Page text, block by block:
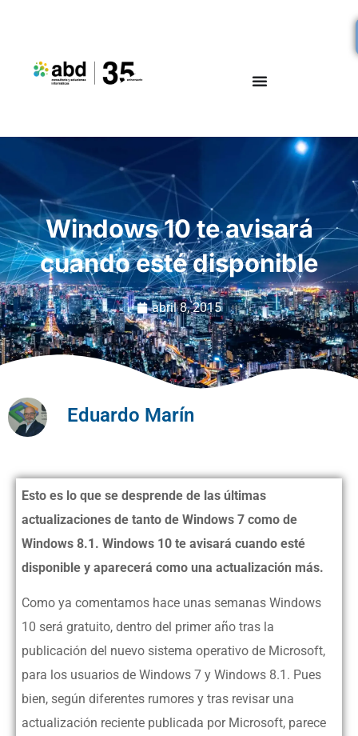
Windows 10 te avisará
cuando esté disponible
abril 8, 2015
Eduardo Marín
Esto es lo que se desprende de las últimas
actualizaciones de tanto de Windows 7 como de
Windows 8.1. Windows 10 te avisará cuando esté
disponible y aparecerá como una actualización más.
Como ya comentamos hace unas semanas Windows
10 será gratuito, dentro del primer año tras la
publicación del nuevo sistema operativo de Microsoft,
para los usuarios de Windows 7 y Windows 8.1. Pues
bien, según diferentes rumores y tras revisar una
actualización reciente publicada por Microsoft, parece